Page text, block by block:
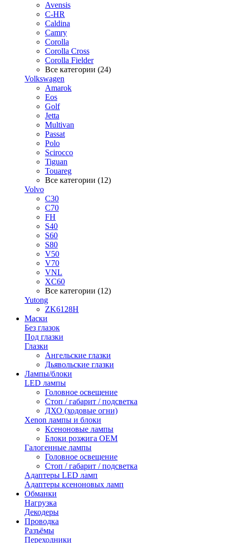
Avensis
C-HR
Caldina
Camry
Corolla
Corolla Cross
Corolla Fielder
Все категории (24)
Volkswagen
Amarok
Eos
Golf
Jetta
Multivan
Passat
Polo
Scirocco
Tiguan
Touareg
Все категории (12)
Volvo
C30
C70
FH
S40
S60
S80
V50
V70
VNL
XC60
Все категории (12)
Yutong
ZK6128H
Маски
Без глазок
Под глазки
Глазки
Ангельские глазки
Дьявольские глазки
Лампы/блоки
LED лампы
Головное освещение
Стоп / габарит / подсветка
ДХО (ходовые огни)
Xenon лампы и блоки
Ксеноновые лампы
Блоки розжига OEM
Галогенные лампы
Головное освещение
Стоп / габарит / подсветка
Адаптеры LED ламп
Адаптеры ксеноновых ламп
Обманки
Нагрузка
Декодеры
Проводка
Разъёмы
Переходники